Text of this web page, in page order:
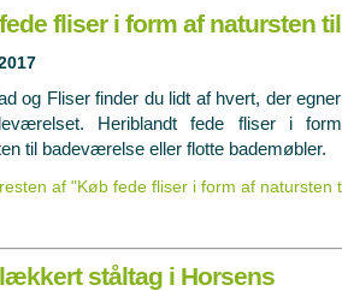
fliser i form af natursten
og Fliser finder du lidt af hvert, der
Heriblandt fede fliser i
til badeværelse eller flotte bademøbler.
af "Køb fede fliser i form af natursten
ståltag i Horsens